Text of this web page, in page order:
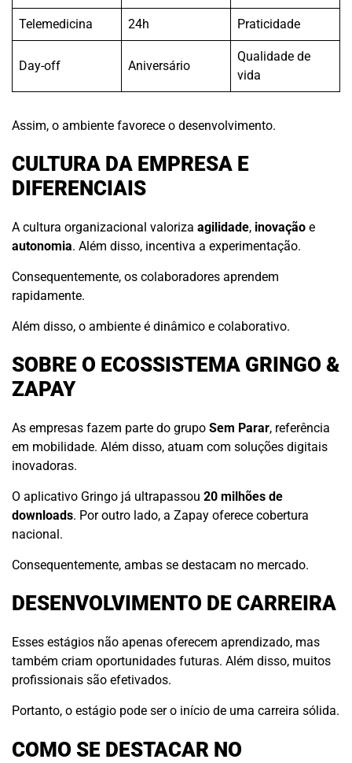
Telemedicina 24h Praticidade
Day-off Aniversário
Qualidade de
vida
Assim, o ambiente favorece o desenvolvimento.
CULTURA DA EMPRESA E
DIFERENCIAIS
A cultura organizacional valoriza agilidade, inovação e
autonomia. Além disso, incentiva a experimentação.
Consequentemente, os colaboradores aprendem
rapidamente.
Além disso, o ambiente é dinâmico e colaborativo.
SOBRE O ECOSSISTEMA GRINGO &
ZAPAY
As empresas fazem parte do grupo Sem Parar, referência
em mobilidade. Além disso, atuam com soluções digitais
inovadoras.
O aplicativo Gringo já ultrapassou 20 milhões de
downloads. Por outro lado, a Zapay oferece cobertura
nacional.
Consequentemente, ambas se destacam no mercado.
DESENVOLVIMENTO DE CARREIRA
Esses estágios não apenas oferecem aprendizado, mas
também criam oportunidades futuras. Além disso, muitos
profissionais são efetivados.
Portanto, o estágio pode ser o início de uma carreira sólida.
COMO SE DESTACAR NO